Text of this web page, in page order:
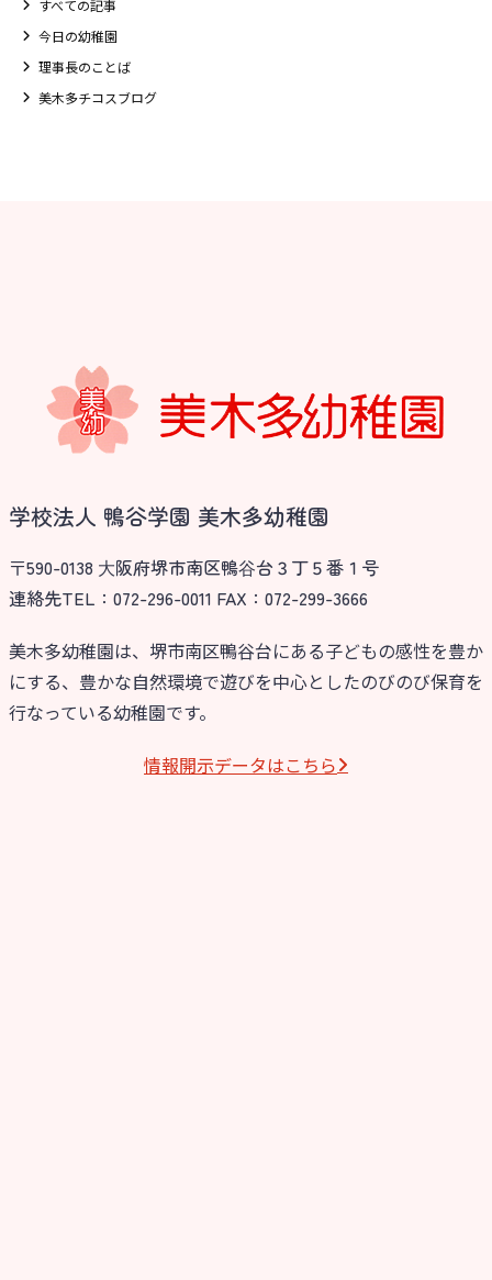
すべての記事
今日の幼稚園
理事長のことば
美木多チコスブログ
学校法人 鴨谷学園 美木多幼稚園
〒590-0138 ⼤阪府堺市南区鴨⾕台３丁５番１号
連絡先TEL：072-296-0011 FAX：072-299-3666
美木多幼稚園は、堺市南区鴨谷台にある子どもの感性を豊か
にする、豊かな自然環境で遊びを中心としたのびのび保育を
行なっている幼稚園です。
情報開⽰データはこちら